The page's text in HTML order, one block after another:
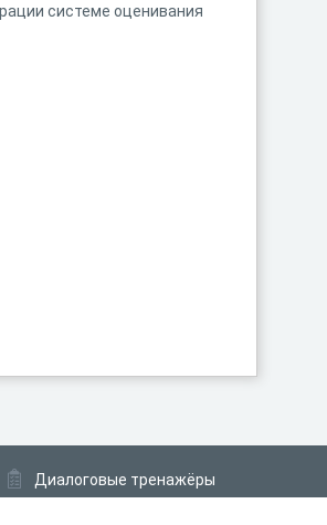
системе оценивания
Диалоговые тренажёры